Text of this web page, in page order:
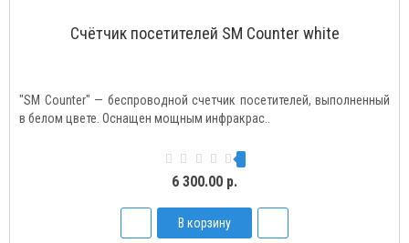
Счётчик посетителей SM Сounter white
"SM Counter" — беспроводной счетчик посетителей, выполненный
в белом цвете. Оснащен мощным инфракрас..
6 300.00 р.
В корзину